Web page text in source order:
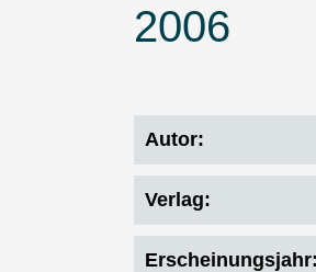
2006
Autor
Verlag
Erscheinungsjahr